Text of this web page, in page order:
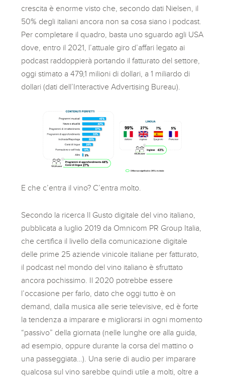
crescita è enorme visto che, secondo dati Nielsen, il
50% degli italiani ancora non sa cosa siano i podcast.
Per completare il quadro, basta uno sguardo agli USA
dove, entro il 2021, l’attuale giro d’affari legato ai
podcast raddoppierà portando il fatturato del settore,
oggi stimato a 479,1 milioni di dollari, a 1 miliardo di
dollari (dati dell’Interactive Advertising Bureau).
E che c’entra il vino? C’entra molto.
Secondo la ricerca Il Gusto digitale del vino italiano,
pubblicata a luglio 2019 da Omnicom PR Group Italia,
che certifica il livello della comunicazione digitale
delle prime 25 aziende vinicole italiane per fatturato,
il podcast nel mondo del vino italiano è sfruttato
ancora pochissimo. Il 2020 potrebbe essere
l’occasione per farlo, dato che oggi tutto è on
demand, dalla musica alle serie televisive, ed è forte
la tendenza a imparare e migliorarsi in ogni momento
“passivo” della giornata (nelle lunghe ore alla guida,
ad esempio, oppure durante la corsa del mattino o
una passeggiata…). Una serie di audio per imparare
qualcosa sul vino sarebbe quindi utile a molti, oltre a